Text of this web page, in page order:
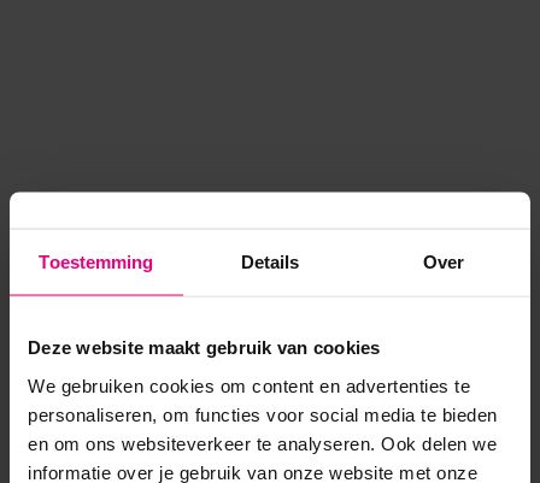
Toestemming Details Over
Deze website maakt gebruik van cookies
We gebruiken cookies om content en advertenties te
personaliseren, om functies voor social media te bieden
en om ons websiteverkeer te analyseren. Ook delen we
informatie over je gebruik van onze website met onze